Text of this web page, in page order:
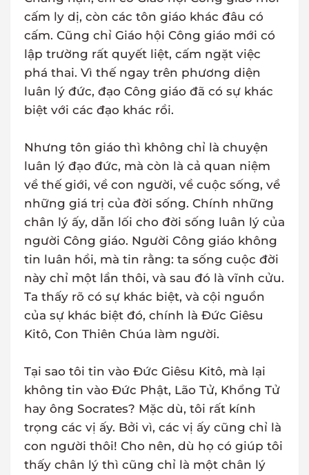
cấm ly dị, còn các tôn giáo khác đâu có
cấm. Cũng chỉ Giáo hội Công giáo mới có
lập trường rất quyết liệt, cấm ngặt việc
phá thai. Vì thế ngay trên phương diện
luân lý đức, đạo Công giáo đã có sự khác
biệt với các đạo khác rồi.
Nhưng tôn giáo thì không chỉ là chuyện
luân lý đạo đức, mà còn là cả quan niệm
về thế giới, về con người, về cuộc sống, về
những giá trị của đời sống. Chính những
chân lý ấy, dẫn lối cho đời sống luân lý của
người Công giáo. Người Công giáo không
tin luân hồi, mà tin rằng: ta sống cuộc đời
này chỉ một lần thôi, và sau đó là vĩnh cửu.
Ta thấy rõ có sự khác biệt, và cội nguồn
của sự khác biệt đó, chính là Đức Giêsu
Kitô, Con Thiên Chúa làm người.
Tại sao tôi tin vào Đức Giêsu Kitô, mà lại
không tin vào Đức Phật, Lão Tử, Khổng Tử
hay ông Socrates? Mặc dù, tôi rất kính
trọng các vị ấy. Bởi vì, các vị ấy cũng chỉ là
con người thôi! Cho nên, dù họ có giúp tôi
thấy chân lý thì cũng chỉ là một chân lý